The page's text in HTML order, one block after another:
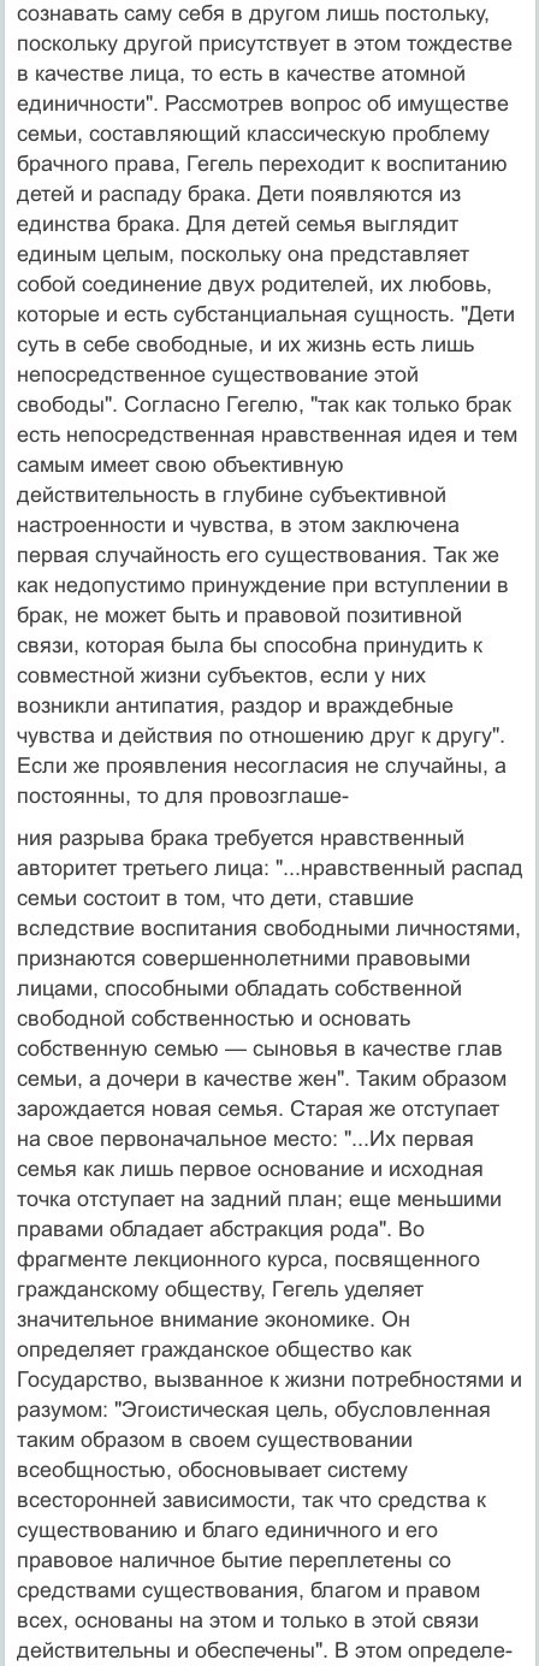
сознавать саму себя в другом лишь постольку,
поскольку другой присутствует в этом тождестве
в качестве лица, то есть в качестве атомной
единичности". Рассмотрев вопрос об имуществе
се­мьи, составляющий классическую проблему
брачного права, Гегель переходит к воспитанию
детей и распаду брака. Дети появляются из
единства брака. Для детей семья выглядит
единым целым, поскольку она пред­ставляет
собой соединение двух родителей, их любовь,
которые и есть субстанциальная сущность. "Дети
суть в себе свободные, и их жизнь есть лишь
непосредст­венное существование этой
свободы". Согласно Геге­лю, "так как только брак
есть непосредственная нрав­ственная идея и тем
самым имеет свою объективную
действительность в глубине субъективной
настроенно­сти и чувства, в этом заключена
первая случайность его существования. Так же
как недопустимо принуждение при вступлении в
брак, не может быть и правовой по­зитивной
связи, которая была бы способна принудить к
совместной жизни субъектов, если у них
возникли ан­типатия, раздор и враждебные
чувства и действия по отношению друг к другу".
Если же проявления несо­гласия не случайны, а
постоянны, то для провозглаше-
ния разрыва брака требуется нравственный
авторитет третьего лица: "...нравственный распад
семьи состоит в том, что дети, ставшие
вследствие воспитания свобод­ными личностями,
признаются совершеннолетними правовыми
лицами, способными обладать собственной
свободной собственностью и основать
собственную се­мью — сыновья в качестве глав
семьи, а дочери в каче­стве жен". Таким образом
зарождается новая семья. Старая же отступает
на свое первоначальное место: "...Их первая
семья как лишь первое основание и ис­ходная
точка отступает на задний план; еще меньшими
правами обладает абстракция рода". Во
фрагменте лек­ционного курса, посвященного
гражданскому общест­ву, Гегель уделяет
значительное внимание экономике. Он
определяет гражданское общество как
Государство, вызванное к жизни потребностями и
разумом: "Эгоис­тическая цель, обусловленная
таким образом в своем существовании
всеобщностью, обосновывает систему
всесторонней зависимости, так что средства к
сущест­вованию и благо единичного и его
правовое наличное бытие переплетены со
средствами существования, бла­гом и правом
всех, основаны на этом и только в этой связи
действительны и обеспечены". В этом определе­